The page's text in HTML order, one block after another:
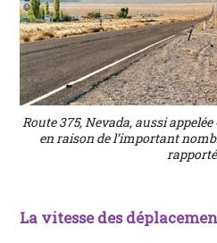
Route 375, Nevada, aussi
en raison de l’important
La vitesse des